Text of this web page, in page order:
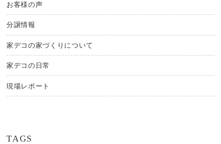
お客様の声
分譲情報
家デコの家づくりについて
家デコの日常
現場レポート
TAGS